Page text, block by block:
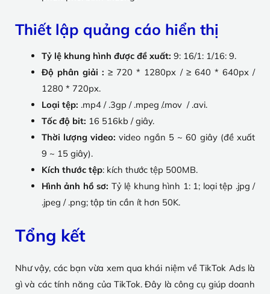
Thiết lập quảng cáo hiển thị
Tỷ lệ khung hình được đề xuất: 9: 16/1: 1/16: 9.
Độ phân giải : ≥ 720 * 1280px / ≥ 640 * 640px /
1280 * 720px.
Loại tệp: .mp4 / .3gp / .mpeg /.mov / .avi.
Tốc độ bit: 16 516kb / giây.
Thời lượng video: video ngắn 5 ~ 60 giây (đề xuất
9 ~ 15 giây).
Kích thước tệp: kích thước tệp 500MB.
Hình ảnh hồ sơ: Tỷ lệ khung hình 1: 1; loại tệp .jpg /
.jpeg / .png; tập tin cần ít hơn 50K.
Tổng kết
Như vậy, các bạn vừa xem qua khái niệm về TikTok Ads là
gì và các tính năng của TikTok. Đây là công cụ giúp doanh